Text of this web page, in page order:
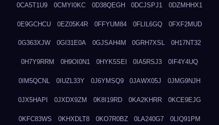
0CA5T1U9 0CMYI0KC 0D38QEGH 0DCJSPJ1 0DZMHHX1
0E9GCHCU 0EZ05K4R 0FFYUM84 0FLIL6GQ 0FXF2MUD
0G363XJW 0GI31E0A 0GJSAH4M 0GRH7XSL 0H17NT32
0H7Y9RRM 0H9OI0N1 0HYK5SEI 0IA5RSJ3 0IF4Y4UQ
0IM5QCNL 0IUZL33Y 0J6YMSQ9 0JAWX05J 0JMG9NJH
0JX5HAPI 0JXDX9ZM 0K8I19RD 0KA2KHRR 0KCE9EJG
0KFC83WS 0KHXDLT8 0KO7R0BZ 0LA240G7 0LIQ91PM